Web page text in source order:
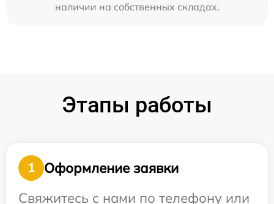
наличии на собственных складах.
Этапы работы
1
Оформление заявки
Свяжитесь с нами по телефону или